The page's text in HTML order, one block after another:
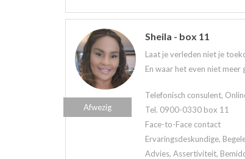
Sheila - box 11
Laat je verleden niet je
En waar het even niet
Telefonisch consulent,
Tel. 0900-0330 box 11
Face-to-Face contact
Ervaringsdeskundige,
Advies, Assertiviteit,
Afwezig